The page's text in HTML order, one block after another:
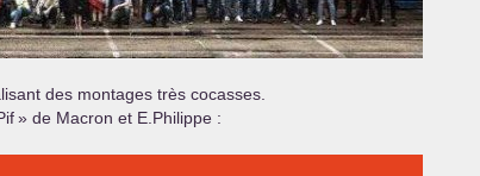
des montages très cocasses.
» de Macron et E.Philippe :